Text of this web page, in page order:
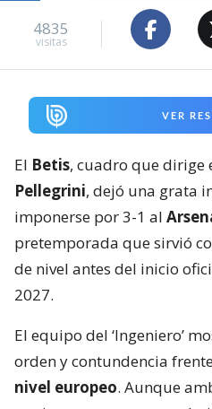
4835
visitas
VER
El Betis, cuadro que dirige
Pellegrini, dejó una grata
imponerse por 3-1 al
pretemporada que sirvió
de nivel antes del inicio
2027.
El equipo del ‘Ingeniero’
orden y contundencia
nivel europeo. Aunque